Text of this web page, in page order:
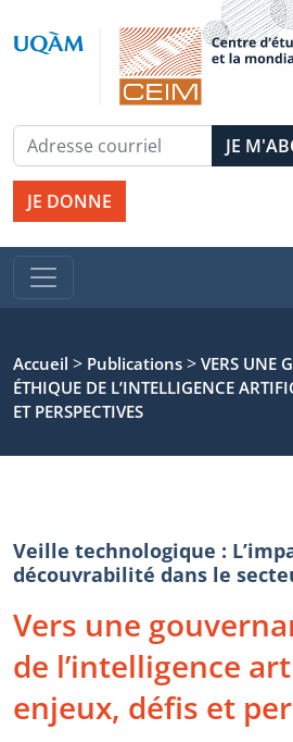
JE DONNE
Accueil > Publications > VERS UNE
ÉTHIQUE DE L’INTELLIGENCE
ET PERSPECTIVES
Veille technologique :
découvrabilité dans le
Vers une
de l’intelligence
enjeux, défis et